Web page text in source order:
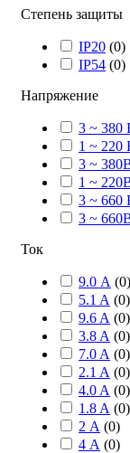
Степень защиты
IP20 (0)
IP54 (0)
Напряжение
3 ~ 380
1 ~ 220
3 ~
1 ~
3 ~ 660
3 ~
Ток
9.0 А (0)
5.1 A (0)
9.6 A (0)
3.8 A (0)
7.0 A (0)
2.1 A (0)
4.0 A (0)
1.8 A (0)
2 А (0)
4 А (0)